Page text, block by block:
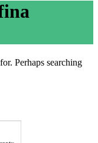
Perhaps searching